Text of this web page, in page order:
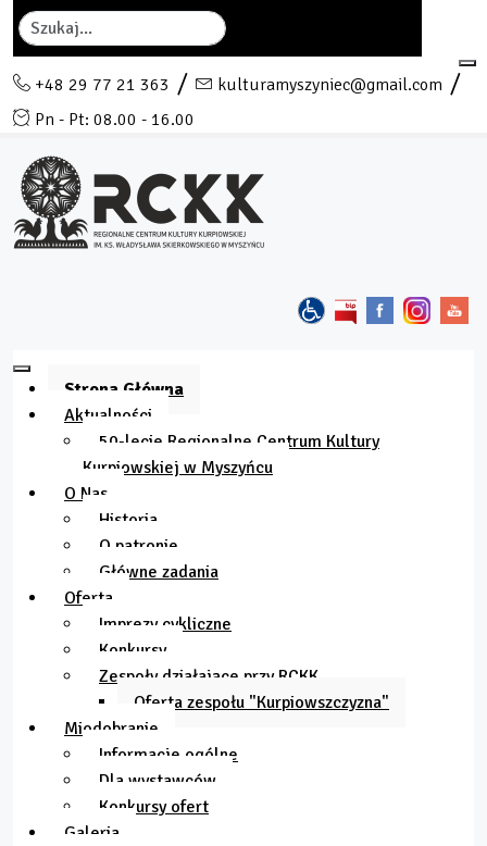
Szukaj
+48 29 77 21 363
kulturamyszyniec@gmail.com
Pn - Pt: 08.00 - 16.00
Strona Główna
Aktualności
50-lecie Regionalne Centrum Kultury
Kurpiowskiej w Myszyńcu
O Nas
Historia
O patronie
Główne zadania
Oferta
Imprezy cykliczne
Konkursy
Zespoły działające przy RCKK
Oferta zespołu "Kurpiowszczyzna"
Miodobranie
Informacje ogólne
Dla wystawców
Konkursy ofert
Galeria